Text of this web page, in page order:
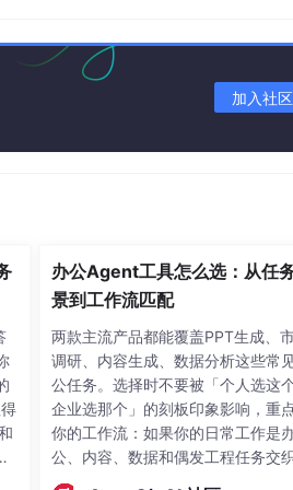
包含导航栏、个人信息、技能展示
基础上调整样式和内容；线上编程
题。
可满足课程作业和小型项目需求，另
，适配低配校园机房电脑；二是免
索功能，梳理项目内部代码调用关
加入社区
办公Agent工具怎么选：从任
景到工作流匹配
两款主流产品都能覆盖PPT生成、
调研、内容生成、数据分析这些常
公任务。选择时不要被「个人选这个
企业选那个」的刻板印象影响，重
你的工作流：如果你的日常工作是
公、内容、数据和偶发工程任务交
建议优先验证 TRAE Work，看看统